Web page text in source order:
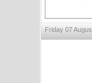
Friday 07